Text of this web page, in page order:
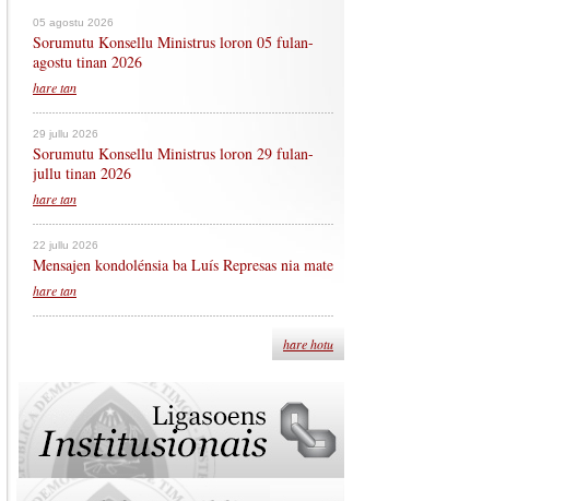
05 agostu 2026
Sorumutu Konsellu Ministrus loron 05 fulan-
agostu tinan 2026
hare tan
29 jullu 2026
Sorumutu Konsellu Ministrus loron 29 fulan-
jullu tinan 2026
hare tan
22 jullu 2026
Mensajen kondolénsia ba Luís Represas nia mate
hare tan
hare hotu